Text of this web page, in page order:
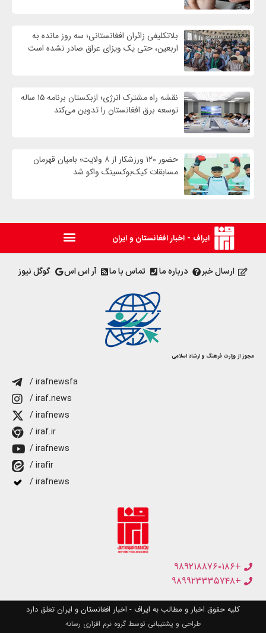
بلاتکلیفی زائران افغانستانی؛ سه روز مانده به
اربعین، حتی یک ویزای عراق صادر نشده است
نقشه راه مشترک انرژی؛ ازبکستان برنامه ۱۵ ساله
توسعه برق افغانستان را تدوین می‌کند
حضور ۱۲۰ ورزشکار از ۸ ولایت؛ بامیان قهرمان
مسابقات کیک‌بوکسینگ واکو شد
ایراف - اخبار افغانستان و ایران
ارسال خبر درباره ما تماس با ما آر اس اس گوگل نیوز
مجوز از وزارت فرهنگ و ارشاد اسلامی
/ irafnewsfa
/ iraf.news
/ irafnews
/ iraf.ir
/ irafnews
/ irafir
/ irafnews
+۹۸۹۲۱۸۸۷۶۰۱۸۶
+۹۸۹۹۲۳۳۳۵۷۴۸
کلیه حقوق اخبار و مطالب به ایراف - اخبار افغانستان و ایران تعلق دارد
طراحی و پشتیبانی توسط گروه نرم افزاری رسانه